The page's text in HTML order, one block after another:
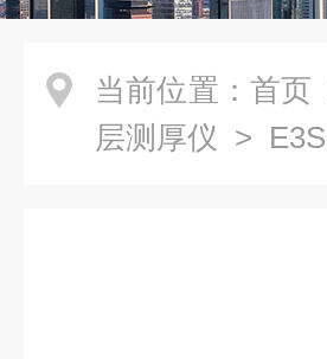
当前位置： 首页
层测厚仪 >